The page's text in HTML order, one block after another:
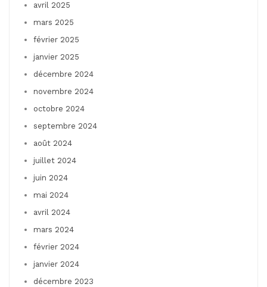
avril 2025
mars 2025
février 2025
janvier 2025
décembre 2024
novembre 2024
octobre 2024
septembre 2024
août 2024
juillet 2024
juin 2024
mai 2024
avril 2024
mars 2024
février 2024
janvier 2024
décembre 2023